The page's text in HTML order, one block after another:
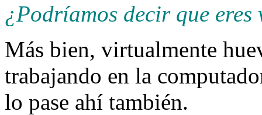
¿Podríamos decir que
Más bien, virtualmente
trabajando en la
lo pase ahí también.